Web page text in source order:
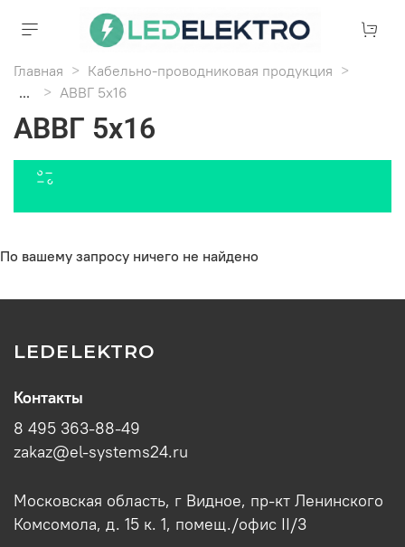
Главная
Кабельно-проводниковая продукция
...
АВВГ 5х16
АВВГ 5х16
По вашему запросу ничего не найдено
LEDELEKTRO
Контакты
8 495 363-88-49
zakaz@el-systems24.ru
Московская область, г Видное, пр-кт Ленинского
Комсомола, д. 15 к. 1, помещ./офис II/3